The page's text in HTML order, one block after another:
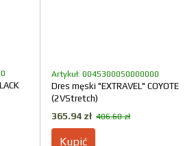
Artykuł: 00453000S0000000
Dres męski "EXTRAVEL" COYOTE
(2VStretch)
365.94 zł 406.60 zł
Kupić